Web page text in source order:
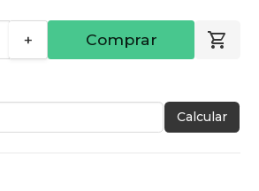
+ Comprar
Calcular